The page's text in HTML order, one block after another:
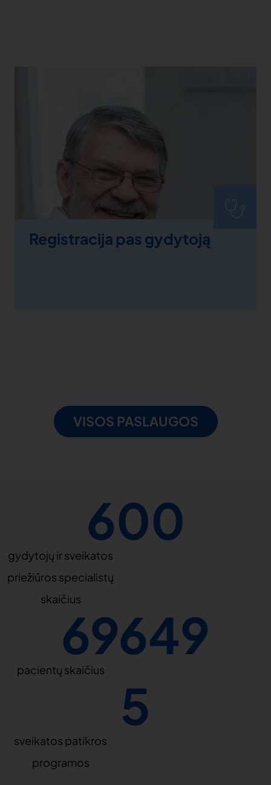
Registracija pas gydytoją
VISOS PASLAUGOS
600
gydytojų ir sveikatos
priežiūros specialistų
skaičius
69649
pacientų skaičius
5
sveikatos patikros
programos